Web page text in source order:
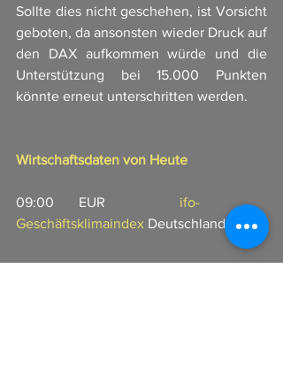
Sollte dies nicht geschehen, ist Vorsicht
geboten, da ansonsten wieder Druck auf
den DAX aufkommen würde und die
Unterstützung bei 15.000 Punkten
könnte erneut unterschritten werden.
Wirtschaftsdaten von Heute
09:00       EUR ifo-
Geschäftsklimaindex Deutschland (Mrz)